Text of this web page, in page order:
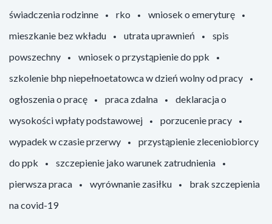
świadczenia rodzinne
rko
wniosek o emeryturę
mieszkanie bez wkładu
utrata uprawnień
spis
powszechny
wniosek o przystąpienie do ppk
szkolenie bhp niepełnoetatowca w dzień wolny od pracy
ogłoszenia o pracę
praca zdalna
deklaracja o
wysokości wpłaty podstawowej
porzucenie pracy
wypadek w czasie przerwy
przystąpienie zleceniobiorcy
do ppk
szczepienie jako warunek zatrudnienia
pierwsza praca
wyrównanie zasiłku
brak szczepienia
na covid-19